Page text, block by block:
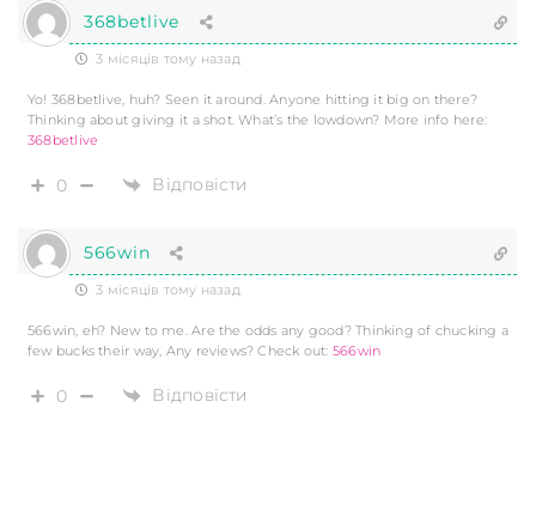
368betlive
3 місяців тому назад
Yo! 368betlive, huh? Seen it around. Anyone hitting it big on there?
Thinking about giving it a shot. What’s the lowdown? More info here:
368betlive
0 Відповісти
566win
3 місяців тому назад
566win, eh? New to me. Are the odds any good? Thinking of chucking a
few bucks their way, Any reviews? Check out: 566win
0 Відповісти